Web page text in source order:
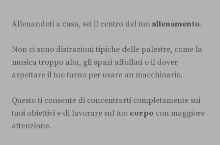
Allenandoti a casa, sei il centro del tuo allenamento.
Non ci sono distrazioni tipiche delle palestre, come la
musica troppo alta, gli spazi affollati o il dover
aspettare il tuo turno per usare un macchinario.
Questo ti consente di concentrarti completamente sui
tuoi obiettivi e di lavorare sul tuo corpo con maggiore
attenzione.